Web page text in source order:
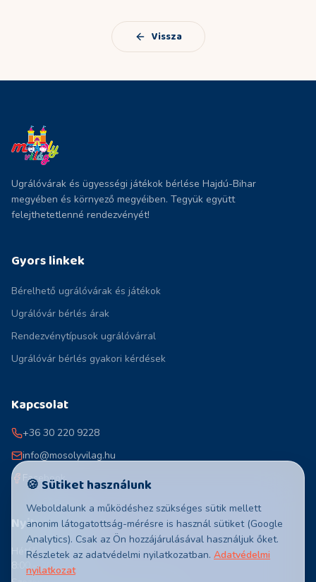
Vissza
Ugrálóvárak és ügyességi játékok bérlése Hajdú-Bihar
megyében és környező megyéiben. Tegyük együtt
felejthetetlenné rendezvényét!
Gyors linkek
Bérelhető ugrálóvárak és játékok
Ugrálóvár bérlés árak
Rendezvénytípusok ugrálóvárral
Ugrálóvár bérlés gyakori kérdések
Kapcsolat
+36 30 220 9228
info@mosolyvilag.hu
Facebook
Nyitvatartás
Hétfő – Vasárnap
8:00 – 20:00
🍪 Sütiket használunk
Weboldalunk a működéshez szükséges sütik mellett
anonim látogatottság-mérésre is használ sütiket (Google
Analytics). Csak az Ön hozzájárulásával használjuk őket.
Részletek az adatvédelmi nyilatkozatban. Adatvédelmi
nyilatkozat